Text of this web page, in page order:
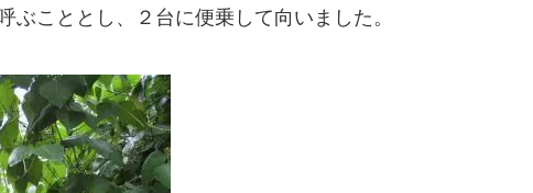
こととし、２台に便乗して向いました。